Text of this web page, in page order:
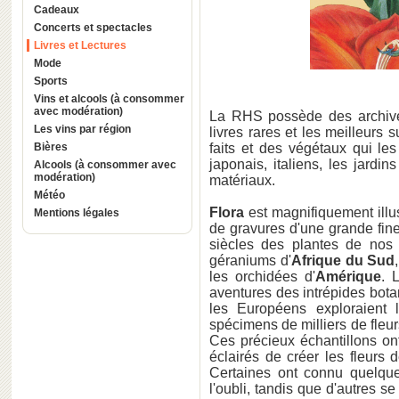
Cadeaux
Concerts et spectacles
Livres et Lectures
Mode
Sports
Vins et alcools (à consommer
avec modération)
Les vins par région
Bières
Alcools (à consommer avec
modération)
Météo
Mentions légales
La RHS possède des
livres rares et les meilleurs
faits et des végétaux qui
japonais, italiens, les
matériaux.
Flora est magnifiquement
de gravures d'une grande
siècles des plantes de
géraniums d'Afrique du Sud
les orchidées d'Amérique.
aventures des intrépides
les Européens
spécimens de milliers de
Ces précieux échantillons
éclairés de créer les fleurs
Certaines ont connu
l'oubli, tandis que d'autres